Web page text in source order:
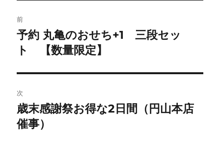
稿
ナ
ビ
ゲ
ー
シ
前
前
の
稿:
予約 丸亀のおせち+1 三段セッ
ト 【数量限定】
次
次
の
歳末感謝祭お得な2日間（円山本店
催事）